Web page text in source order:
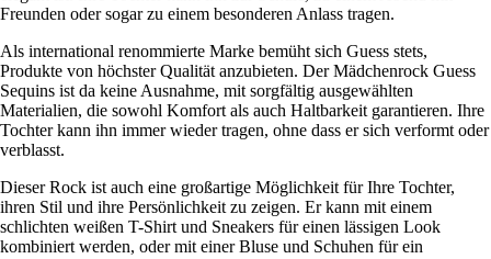
Freunden oder sogar zu einem besonderen Anlass tragen.
Als international renommierte Marke bemüht sich Guess stets,
Produkte von höchster Qualität anzubieten. Der Mädchenrock Guess
Sequins ist da keine Ausnahme, mit sorgfältig ausgewählten
Materialien, die sowohl Komfort als auch Haltbarkeit garantieren. Ihre
Tochter kann ihn immer wieder tragen, ohne dass er sich verformt oder
verblasst.
Dieser Rock ist auch eine großartige Möglichkeit für Ihre Tochter,
ihren Stil und ihre Persönlichkeit zu zeigen. Er kann mit einem
schlichten weißen T-Shirt und Sneakers für einen lässigen Look
kombiniert werden, oder mit einer Bluse und Schuhen für ein